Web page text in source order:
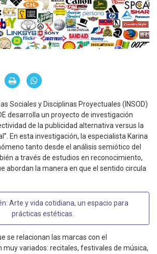
Sociales y Disciplinas Proyectuales (INSOD)
desarrolla un proyecto de investigación
de la publicidad alternativa versus la
En esta investigación, la especialista Karina
tanto desde el análisis semiótico del
a través de estudios en reconocimiento,
abordan la manera en que el sentido circula
Arte y vida cotidiana, un espacio para
prácticas estéticas
se relacionan las marcas con el
variados: recitales, festivales de música,